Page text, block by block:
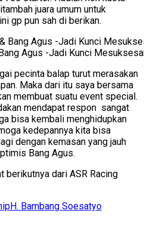
juara umum untuk
gp pun sah di berikan.
Agus -Jadi Kunci
pecinta balap turut merasakan
Maka dari itu saya bersama
membuat suatu event special.
mendapat respon sangat
bisa kembali menghidupkan
kedepannya kita bisa
dengan kemasan yang jauh
Bang Agus.
berikutnya dari ASR Racing
H. Bambang Soesatyo